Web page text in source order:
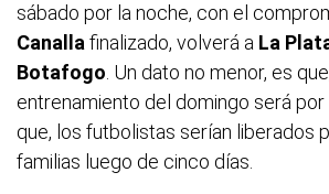
sábado por la noche, con el
Canallafinalizado, volverá a La
Botafogo. Un dato no menor, es
entrenamiento del domingo será por
que, los futbolistas serían liberados
familias luego de cinco días.